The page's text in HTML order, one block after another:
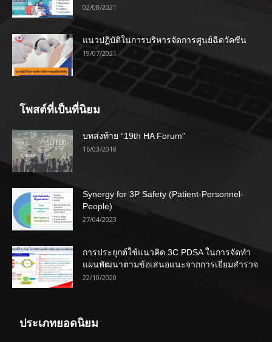
02/08/2021
แนวปฏิบัติในการบริหารจัดการศูนย์ฉีดวัคซีน
19/07/2021
โพสต์ที่เป็นที่นิยม
บทส่งท้าย “19th HA Forum”
16/03/2018
Synergy for 3P Safety (Patient-Personnel-
People)
27/04/2023
การประยุกต์ใช้แนวคิด 3C PDSA ในการจัดทำ
แผนพัฒนาตามข้อเสนอแนะจากการเยี่ยมสำรวจ
22/10/2020
ประเภทยอดนิยม